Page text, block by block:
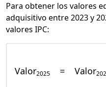
Para obtener los valores
adquisitivo entre 2023 y
valores IPC:
Valor2025 = Valor